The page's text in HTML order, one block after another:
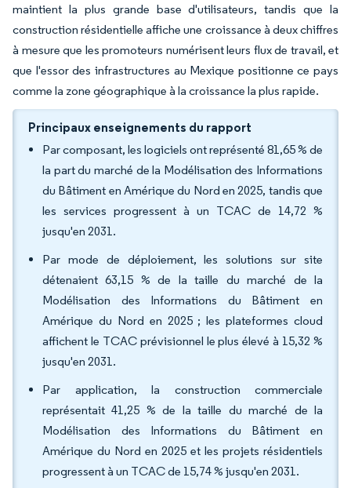
maintient la plus grande base d'utilisateurs, tandis que la
construction résidentielle affiche une croissance à deux chiffres
à mesure que les promoteurs numérisent leurs flux de travail, et
que l'essor des infrastructures au Mexique positionne ce pays
comme la zone géographique à la croissance la plus rapide.
Principaux enseignements du rapport
Par composant, les logiciels ont représenté 81,65 % de
la part du marché de la Modélisation des Informations
du Bâtiment en Amérique du Nord en 2025, tandis que
les services progressent à un TCAC de 14,72 %
jusqu'en 2031.
Par mode de déploiement, les solutions sur site
détenaient 63,15 % de la taille du marché de la
Modélisation des Informations du Bâtiment en
Amérique du Nord en 2025 ; les plateformes cloud
affichent le TCAC prévisionnel le plus élevé à 15,32 %
jusqu'en 2031.
Par application, la construction commerciale
représentait 41,25 % de la taille du marché de la
Modélisation des Informations du Bâtiment en
Amérique du Nord en 2025 et les projets résidentiels
progressent à un TCAC de 15,74 % jusqu'en 2031.